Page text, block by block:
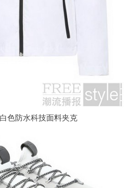
色防水科技面料夹克